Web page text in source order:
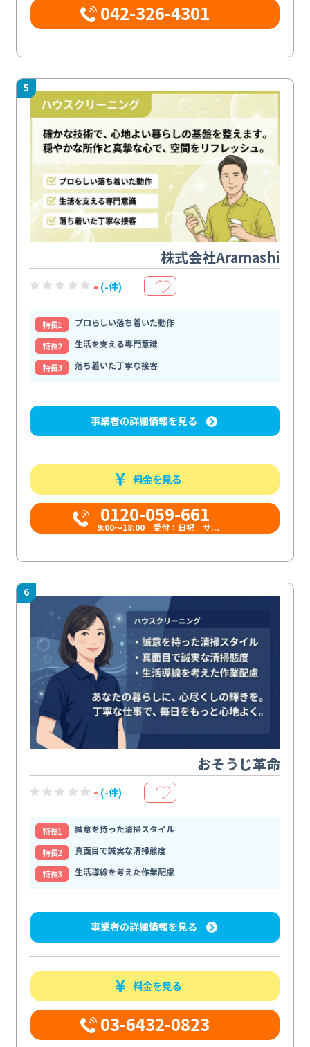
042-326-4301
5
株式会社Aramashi
- (-件) ＋
特⻑1
プロらしい落ち着いた動作
特⻑2
生活を支える専門意識
特⻑3
落ち着いた丁寧な接客
事業者の詳細情報を見る
料金を見る
0120-059-661
9:00〜18:00 受付：日祝 サ...
6
おそうじ革命
- (-件) ＋
特⻑1
誠意を持った清掃スタイル
特⻑2
真面目で誠実な清掃態度
特⻑3
生活導線を考えた作業配慮
事業者の詳細情報を見る
料金を見る
03-6432-0823